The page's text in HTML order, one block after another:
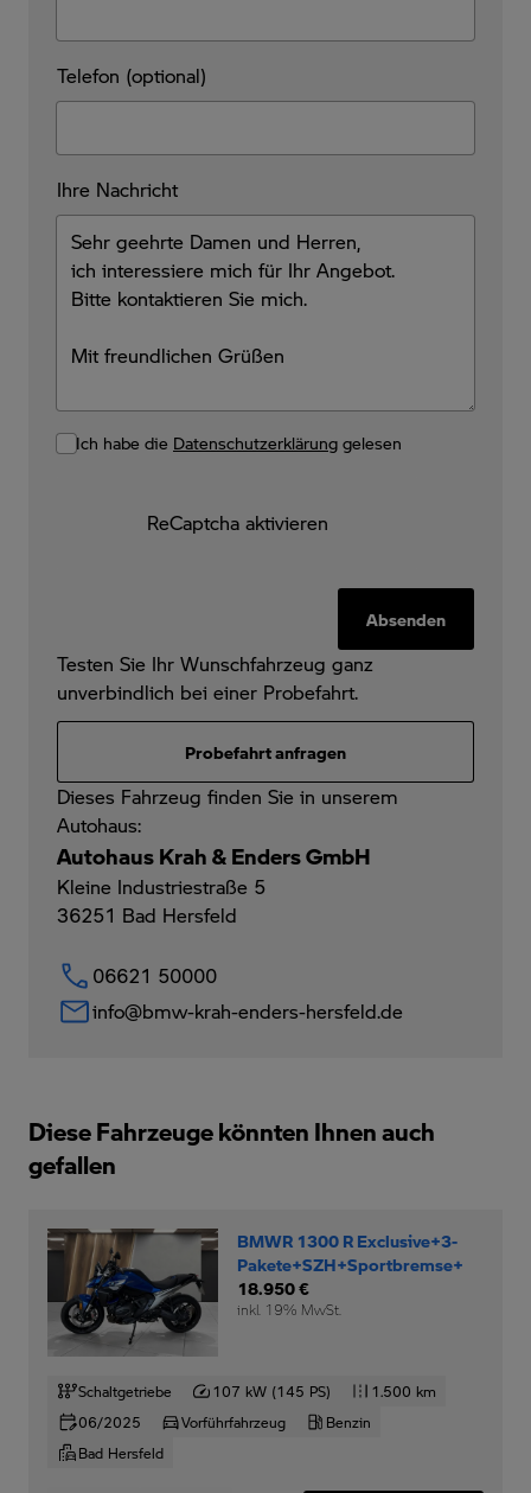
Telefon (optional)
Ihre Nachricht
Ich habe die Datenschutzerklärung gelesen
ReCaptcha aktivieren
Absenden
Testen Sie Ihr Wunschfahrzeug ganz
unverbindlich bei einer Probefahrt.
Probefahrt anfragen
Dieses Fahrzeug finden Sie in unserem
Autohaus:
Autohaus Krah & Enders GmbH
Kleine Industriestraße 5
36251 Bad Hersfeld
06621 50000
info@bmw-krah-enders-hersfeld.de
Diese Fahrzeuge könnten Ihnen auch
gefallen
BMWR 1300 R Exclusive+3-
Pakete+SZH+Sportbremse+
18.950 €
inkl. 19% MwSt.
Schaltgetriebe 107 kW (145 PS)
1.500 km
06/2025
Vorführfahrzeug
Benzin
Bad Hersfeld